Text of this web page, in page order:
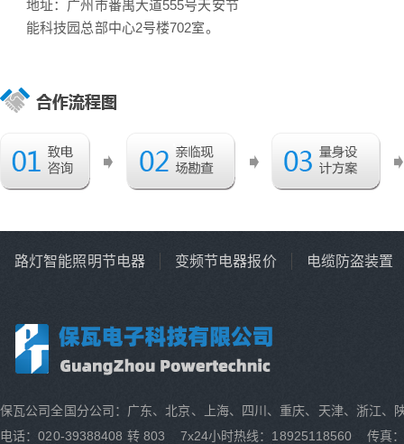
地址：广州市番禺大道555号天安节
能科技园总部中心2号楼702室。
路灯智能照明节电器 变频节电器报价 电缆防盗装置
保瓦公司全国分公司：广东、北京、上海、四川、重庆、天津、浙江
电话：020-39388408 转 803 7x24小时热线：18925118560 传真